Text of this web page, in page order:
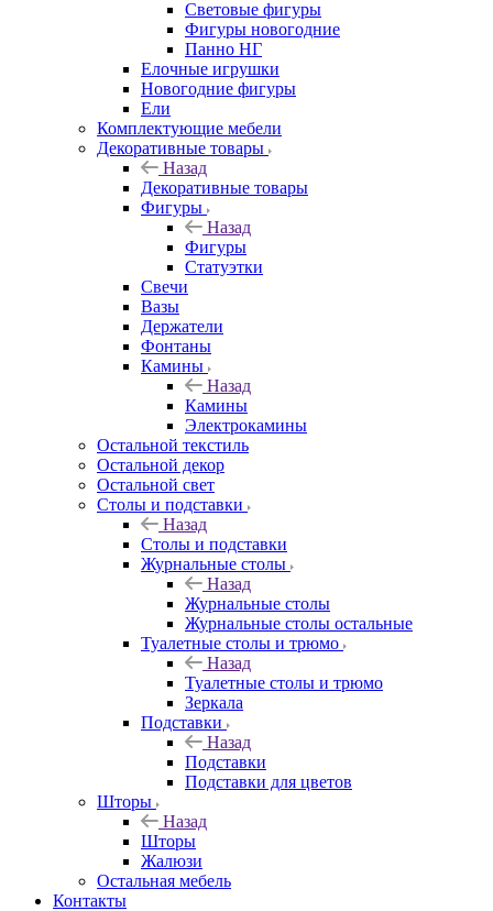
Световые фигуры
Фигуры новогодние
Панно НГ
Елочные игрушки
Новогодние фигуры
Ели
Комплектующие мебели
Декоративные товары
Назад
Декоративные товары
Фигуры
Назад
Фигуры
Статуэтки
Свечи
Вазы
Держатели
Фонтаны
Камины
Назад
Камины
Электрокамины
Остальной текстиль
Остальной декор
Остальной свет
Столы и подставки
Назад
Столы и подставки
Журнальные столы
Назад
Журнальные столы
Журнальные столы остальные
Туалетные столы и трюмо
Назад
Туалетные столы и трюмо
Зеркала
Подставки
Назад
Подставки
Подставки для цветов
Шторы
Назад
Шторы
Жалюзи
Остальная мебель
Контакты